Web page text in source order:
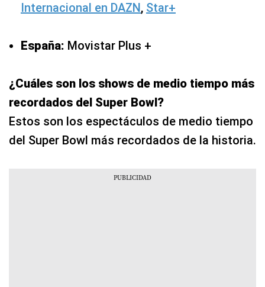
Internacional en DAZN , Star+
España: Movistar Plus +
¿Cuáles son los shows de medio tiempo más
recordados del Super Bowl?
Estos son los espectáculos de medio tiempo
del Super Bowl más recordados de la historia.